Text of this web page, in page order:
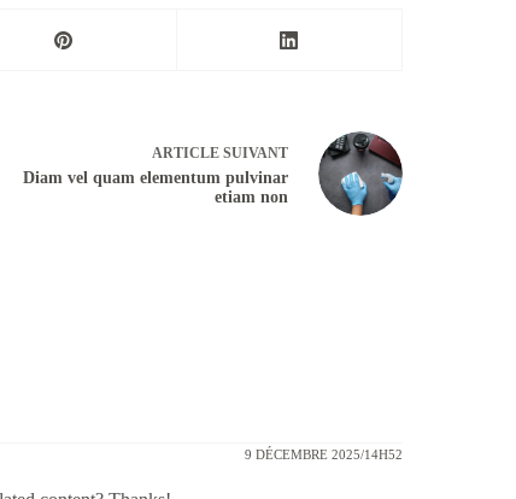
ARTICLE SUIVANT
Diam vel quam elementum pulvinar
etiam non
9 DÉCEMBRE 2025/14H52